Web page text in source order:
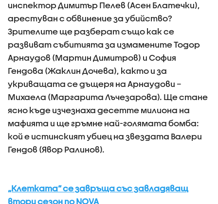
инспектор Димитър Пелев (Асен Блатечки),
арестуван с обвинение за убийство?
Зрителите ще разберат също как се
развиват събитията за измамените Тодор
Арнаудов (Мартин Димитров) и София
Гендова (Жаклин Дочева), както и за
укриващата се дъщеря на Арнаудови –
Михаела (Маргарита Лъчезарова). Ще стане
ясно къде изчезнаха десетте милиона на
мафията и ще гръмне най-голямата бомба:
кой е истинският убиец на звездата Валери
Гендов (Явор Ралинов).
„Клетката“ се завръща със завладяващ
втори сезон по NOVA